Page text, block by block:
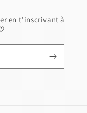
en t'inscrivant à